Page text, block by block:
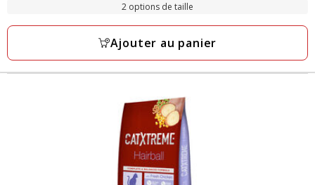
avis
2 options de taille
Ajouter au panier